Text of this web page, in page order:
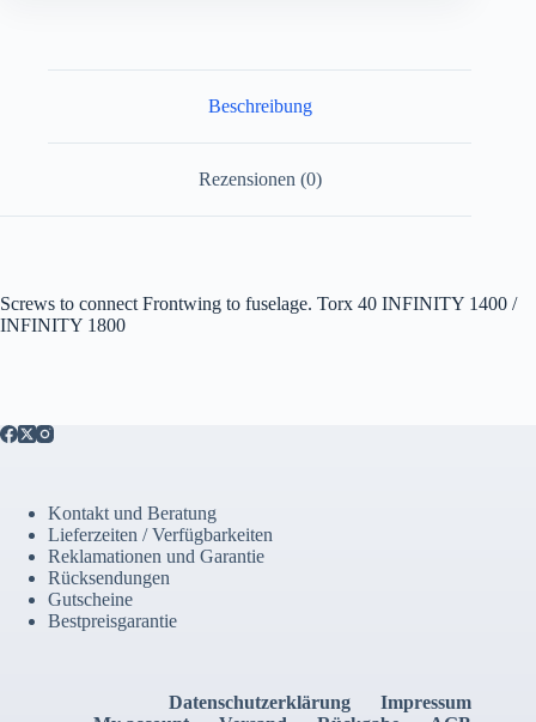
Beschreibung
Rezensionen (0)
Screws to connect Frontwing to fuselage. Torx 40 INFINITY 1400 /
INFINITY 1800
Kontakt und Beratung
Lieferzeiten / Verfügbarkeiten
Reklamationen und Garantie
Rücksendungen
Gutscheine
Bestpreisgarantie
Datenschutzerklärung
Impressum